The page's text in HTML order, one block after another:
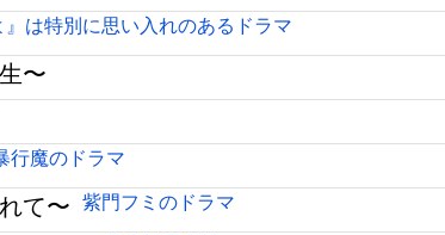
』は特別に思い入れのあるドラマ
〜
行魔のドラマ
て〜 紫門フミのドラマ